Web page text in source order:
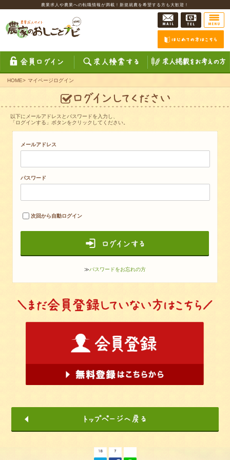
農業求人や農業への転職情報が満載！新規就農を希望する方も大歓迎！
HOME> マイページログイン
以下にメールアドレスとパスワードを入力し、
「ログインする」ボタンをクリックしてください。
メールアドレス
パスワード
次回から自動ログイン
≫パスワードをお忘れの方